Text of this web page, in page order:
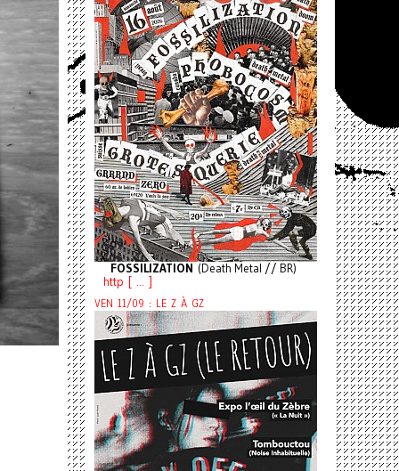
FOSSILIZATION (Death Metal // BR)
http [ ... ]
VEN 11/09 : LE Z À GZ